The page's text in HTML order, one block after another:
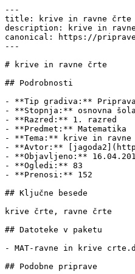
---
title: krive in ravne črte
description: krive in
canonical: https://
---
# krive in ravne črte
## Podrobnosti
- **Tip gradiva:** Priprava
- **Stopnja:** osnovna šola
- **Razred:** 1. razred
- **Predmet:** Matematika
- **Tema:** krive in ravne
- **Avtor:**
- **Objavljeno:**
- **Ogledi:** 83
- **Prenosi:** 152
## Ključne besede
krive črte, ravne črte
## Datoteke v paketu
- MAT-ravne in krive
## Podobne priprave